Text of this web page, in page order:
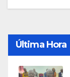
Última Hora